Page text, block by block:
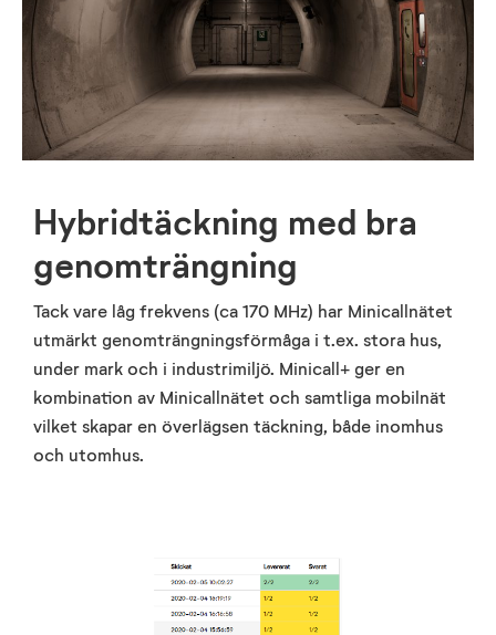
Hybridtäckning med bra
genomträngning
Tack vare låg frekvens (ca 170 MHz) har Minicallnätet
utmärkt genomträngningsförmåga i t.ex. stora hus,
under mark och i industrimiljö. Minicall+ ger en
kombination av Minicallnätet och samtliga mobilnät
vilket skapar en överlägsen täckning, både inomhus
och utomhus.